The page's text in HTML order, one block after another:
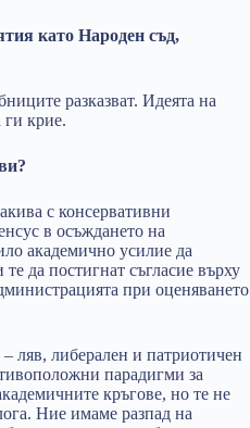
като Народен съд,
разказват. Идеята на
ги крие.
с консервативни
в осъждането на
академично усилие да
да постигнат съгласие върху
при оценяването
ляв, либерален и патриотичен
парадигми за
кръгове, но те не
Ние имаме разпад на